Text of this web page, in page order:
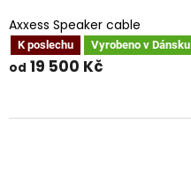
Axxess Speaker cable
K poslechu Vyrobeno v Dánsku
od 19 500 Kč